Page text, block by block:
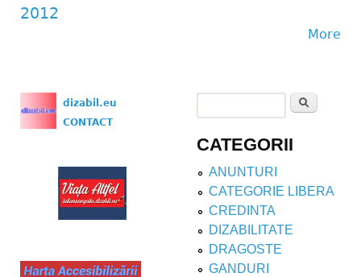
2012
More
dizabil.eu
CONTACT
Search form
CATEGORII
ANUNTURI
CATEGORIE LIBERA
CREDINTA
DIZABILITATE
DRAGOSTE
GANDURI